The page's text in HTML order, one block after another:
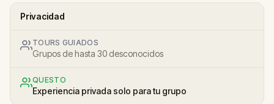
Privacidad
TOURS GUIADOS
Grupos de hasta 30 desconocidos
QUESTO
Experiencia privada solo para tu grupo